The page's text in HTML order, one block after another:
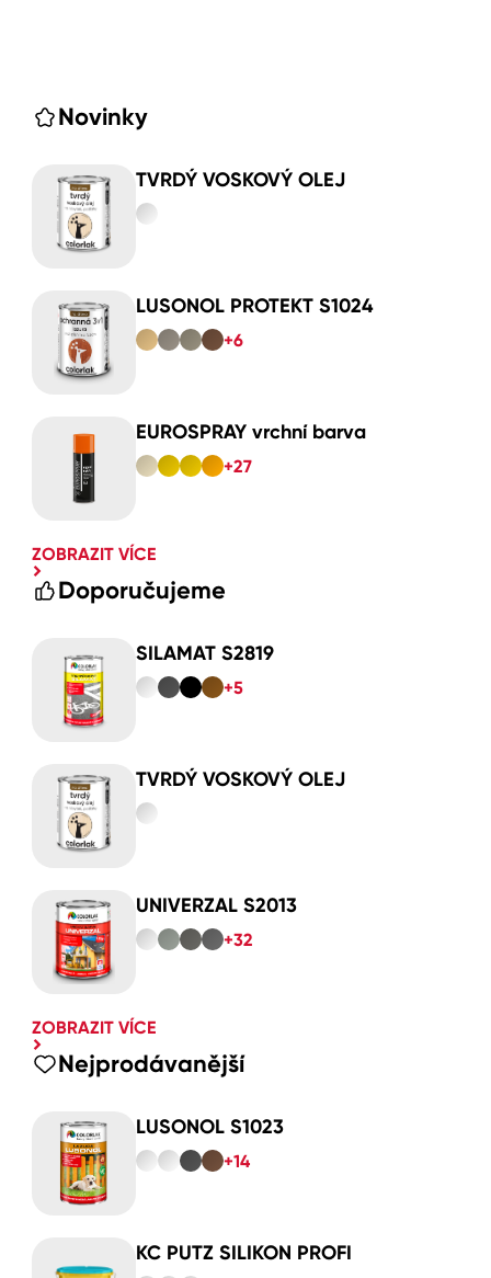
Novinky
TVRDÝ VOSKOVÝ OLEJ
LUSONOL PROTEKT S1024
+6
EUROSPRAY vrchní barva
+27
ZOBRAZIT VÍCE
Doporučujeme
SILAMAT S2819
+5
TVRDÝ VOSKOVÝ OLEJ
UNIVERZAL S2013
+32
ZOBRAZIT VÍCE
Nejprodávanější
LUSONOL S1023
+14
KC PUTZ SILIKON PROFI